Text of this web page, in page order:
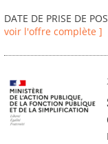
DATE DE PRISE DE
voir l'offre complète ]